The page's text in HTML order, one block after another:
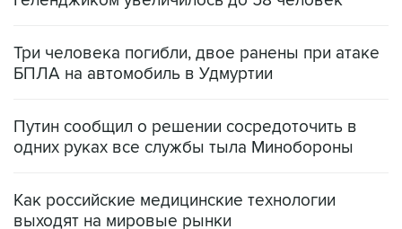
Три человека погибли, двое ранены при атаке
Путин сообщил о решении сосредоточить в
Как российские медицинские технологии
Социальная реклама, АНО «Национальные приоритеты».
ИНН 7725383515 Erid: F7NfYUJCUneVdTRF8PRs